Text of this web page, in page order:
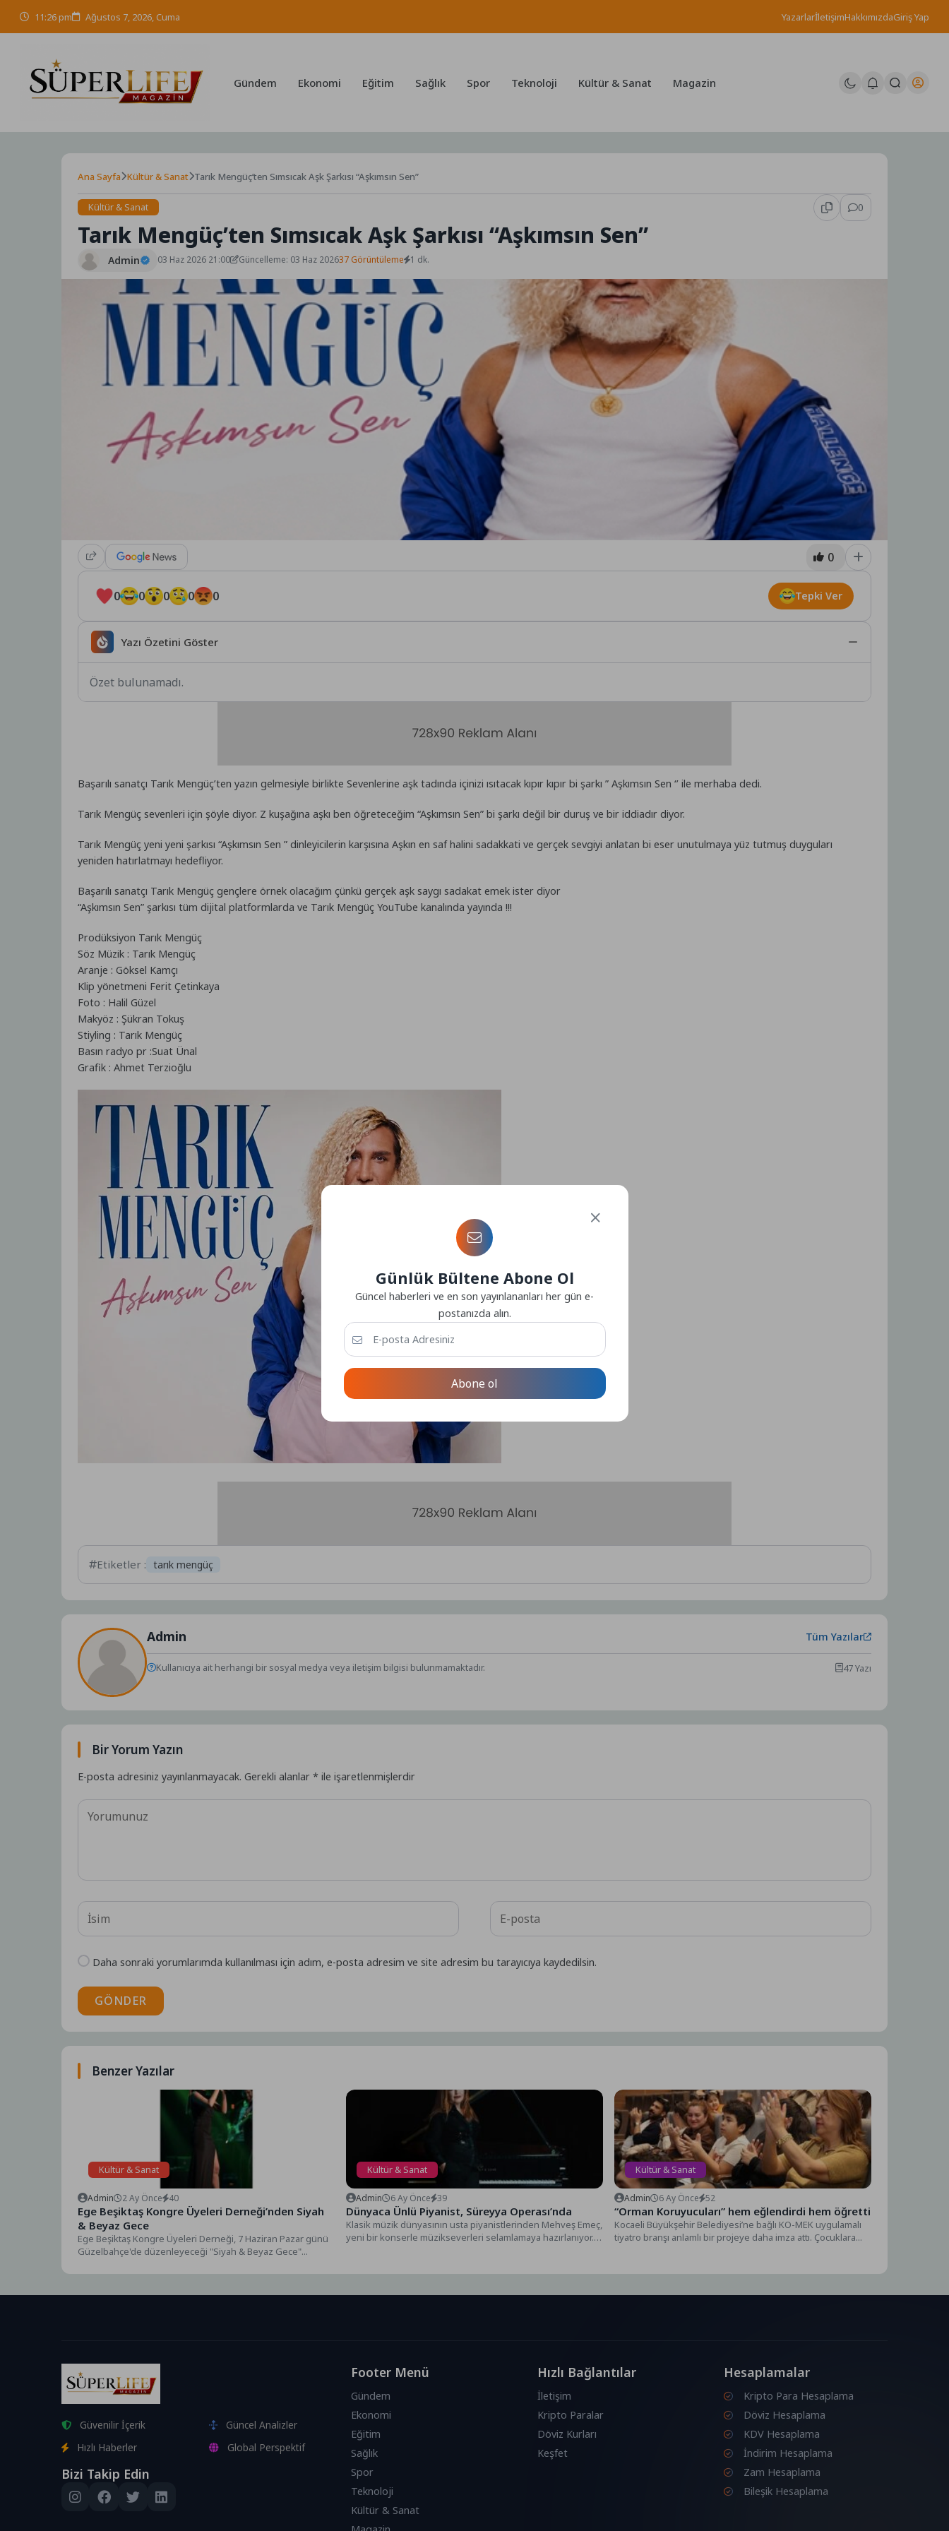
content
11:26 pm Ağustos 7, 2026, Cuma YazarlarİletişimHakkımızdaGiriş Yap
Gündem Ekonomi Eğitim Sağlık Spor Teknoloji Kültür & Sanat Magazin
Ana Sayfa Kültür & Sanat Tarık Mengüç’ten Sımsıcak Aşk Şarkısı “Aşkımsın Sen”
Kültür & Sanat 0
Tarık Mengüç’ten Sımsıcak Aşk Şarkısı “Aşkımsın Sen”
Admin 03 Haz 2026 21:00 Güncelleme: 03 Haz 202637 Görüntüleme 1 dk.
0
0 0 0 0 0 Tepki Ver
Yazı Özetini Göster
Özet bulunamadı.
Başarılı sanatçı Tarık Mengüç’ten yazın gelmesiyle birlikte Sevenlerine aşk tadında içinizi ısıtacak kıpır kıpır bi şarkı ” Aşkımsın Sen ‘’ ile merhaba dedi.
Tarık Mengüç sevenleri için şöyle diyor. Z kuşağına aşkı ben öğreteceğim “Aşkımsın Sen” bi şarkı değil bir duruş ve bir iddiadır diyor.
Tarık Mengüç yeni yeni şarkısı “Aşkımsın Sen ” dinleyicilerin karşısına Aşkın en saf halini sadakkati ve gerçek sevgiyi anlatan bi eser unutulmaya yüz tutmuş duyguları
yeniden hatırlatmayı hedefliyor.
Başarılı sanatçı Tarık Mengüç gençlere örnek olacağım çünkü gerçek aşk saygı sadakat emek ister diyor
“Aşkımsın Sen” şarkısı tüm dijital platformlarda ve Tarık Mengüç YouTube kanalında yayında !!!
Prodüksiyon Tarık Mengüç
Söz Müzik : Tarık Mengüç
Aranje : Göksel Kamçı
Klip yönetmeni Ferit Çetinkaya
Foto : Halil Güzel
Makyöz : Şükran Tokuş
Stiyling : Tarık Mengüç
Basın radyo pr :Suat Ünal
Grafik : Ahmet Terzioğlu
Etiketler : tarık mengüç
Admin Tüm Yazılar
Kullanıcıya ait herhangi bir sosyal medya veya iletişim bilgisi bulunmamaktadır. 47 Yazı
Bir Yorum Yazın
E-posta adresiniz yayınlanmayacak. Gerekli alanlar* ile işaretlenmişlerdir
Daha sonraki yorumlarımda kullanılması için adım, e-posta adresim ve site adresim bu tarayıcıya kaydedilsin.
GÖNDER
Benzer Yazılar
Kültür & Sanat
Admin 2 Ay Önce 40
Ege Beşiktaş Kongre Üyeleri Derneği’nden Siyah
& Beyaz Gece
Ege Beşiktaş Kongre Üyeleri Derneği, 7 Haziran Pazar günü
Güzelbahçe'de düzenleyeceği "Siyah & Beyaz Gece"...
Kültür & Sanat
Admin 6 Ay Önce 39
Dünyaca Ünlü Piyanist, Süreyya Operası’nda
Klasik müzik dünyasının usta piyanistlerinden Mehveş Emeç,
yeni bir konserle müzikseverleri selamlamaya hazırlanıyor.
Kültür & Sanat
Admin 6 Ay Önce 52
“Orman Koruyucuları” hem eğlendirdi hem öğretti
Kocaeli Büyükşehir Belediyesi’ne bağlı KO-MEK uygulamalı
tiyatro branşı anlamlı bir projeye daha imza attı. Çocuklara...
Güvenilir İçerik
Güncel Analizler
Hızlı Haberler
Global Perspektif
Bizi Takip Edin
Footer Menü
Gündem
Ekonomi
Eğitim
Sağlık
Spor
Teknoloji
Kültür & Sanat
Hızlı Bağlantılar
İletişim
Kripto Paralar
Döviz Kurları
Keşfet
Hesaplamalar
Kripto Para Hesaplama
Döviz Hesaplama
KDV Hesaplama
İndirim Hesaplama
Zam Hesaplama
Bileşik Hesaplama
Günlük Bültene Abone Ol
Güncel haberleri ve en son yayınlananları her gün e-
postanızda alın.
Abone ol